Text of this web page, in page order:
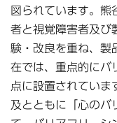
図られています。熊
者と視覚障害者及び
験・改良を重ね、製
在では、重点的にバ
点に設置されてい
及とともに「心のバ